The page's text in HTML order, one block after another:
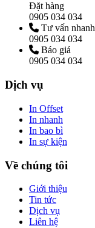
Đặt hàng
0905 034 034
Tư vấn nhanh
0905 034 034
Báo giá
0905 034 034
Dịch vụ
In Offset
In nhanh
In bao bì
In sự kiện
Về chúng tôi
Giới thiệu
Tin tức
Dịch vụ
Liên hệ